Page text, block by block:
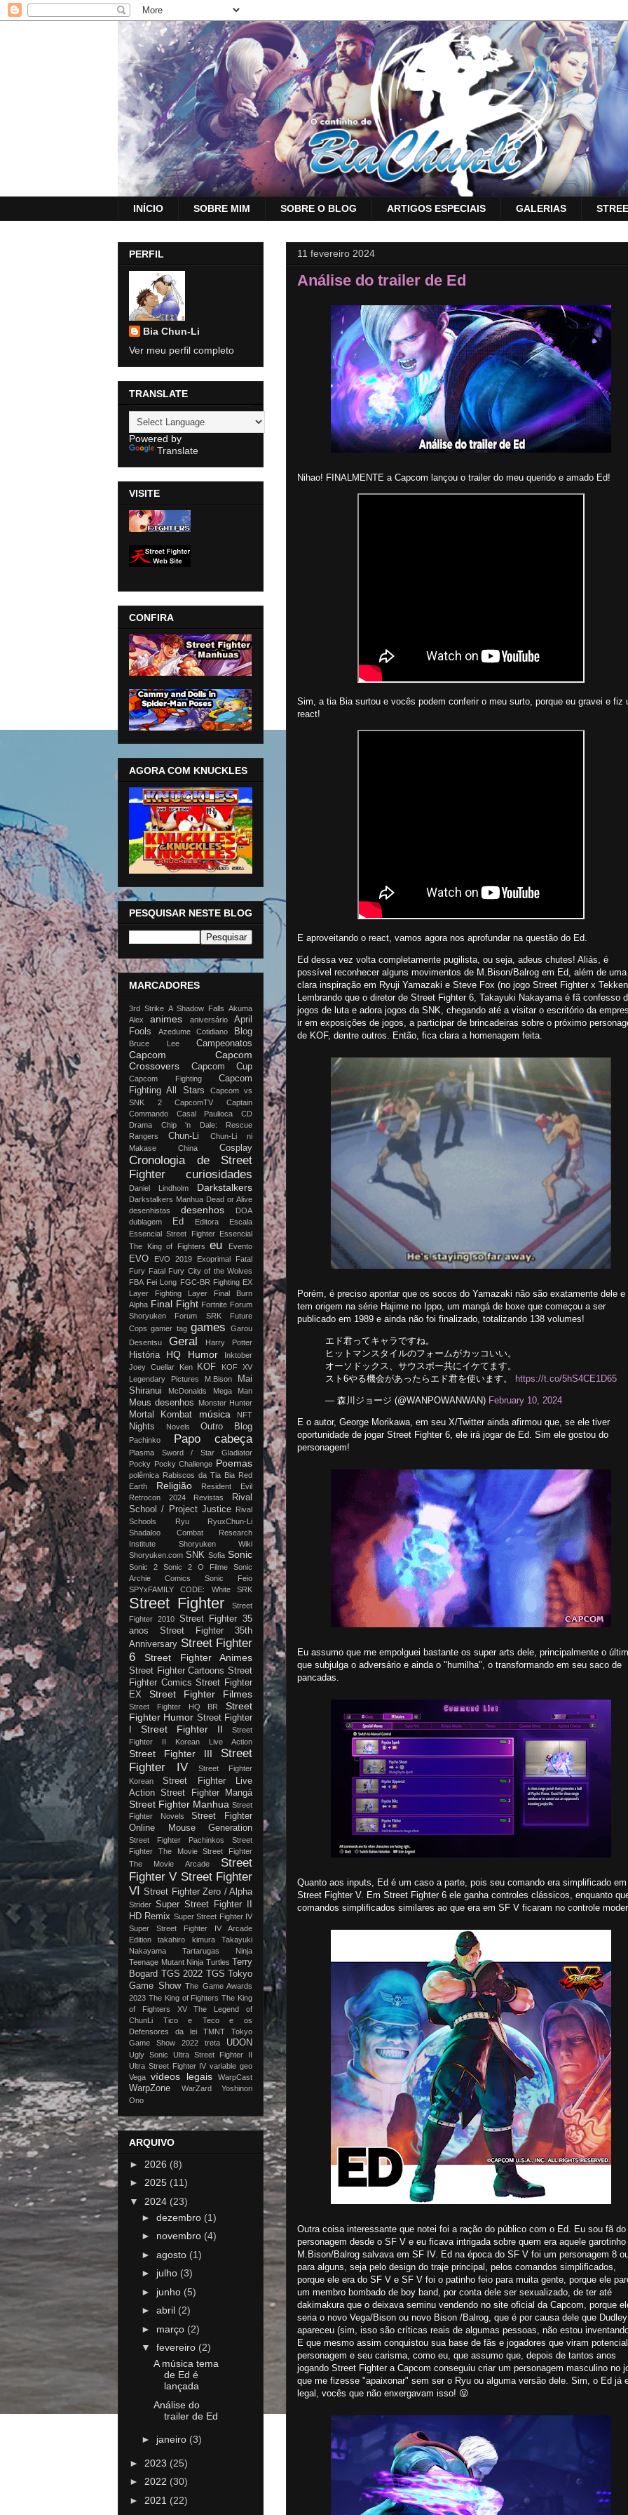
INÍCIO SOBRE MIM SOBRE O BLOG ARTIGOS ESPECIAIS GALERIAS
11 fevereiro 2024
Análise do trailer de Ed
Nihao! FINALMENTE a Capcom lançou o trailer do meu querido e amado Ed!
Sim, a tia Bia surtou e vocês podem conferir o meu surto, porque eu gravei e fiz
react!
E aproveitando o react, vamos agora nos aprofundar na questão do Ed.
Ed dessa vez volta completamente pugilista, ou seja, adeus chutes! Aliás, é
possível reconhecer alguns movimentos de M.Bison/Balrog em Ed, além de uma
clara inspiração em Ryuji Yamazaki e Steve Fox (no jogo Street Fighter x
Lembrando que o diretor de Street Fighter 6, Takayuki Nakayama é fã confesso
jogos de luta e adora jogos da SNK, chegando até a visitar o escritório da
ir em exposições de jogos, a participar de brincadeiras sobre o próximo
de KOF, dentre outros. Então, fica clara a homenagem feita.
Porém, é preciso apontar que os socos do Yamazaki não são exatamente dele e
tem origem na série Hajime no Ippo, um mangá de boxe que começou a ser
publicado em 1989 e ainda não foi finalizado, totalizando 138 volumes!
エド君ってキャラですね。
ヒットマンスタイルのフォームがカッコいい。
オーソドックス、サウスポー共にイケてます。
スト6やる機会があったらエド君を使います。
https://t.co/5hS4CE1D65
— 森川ジョージ (@WANPOWANWAN) February 10, 2024
E o autor, George Morikawa, em seu X/Twitter ainda afirmou que, se ele tiver
oportunidade de jogar Street Fighter 6, ele irá jogar de Ed. Sim ele gostou do
personagem!
Eu assumo que me empolguei bastante os super arts dele, principalmente o
que subjulga o adversário e ainda o "humilha", o transformando em seu saco de
pancadas.
Quanto aos inputs, Ed é um caso a parte, pois seu comando era simplificado em
Street Fighter V. Em Street Fighter 6 ele ganha controles clássicos, enquanto
comandos simplificados similares ao que era em SF V ficaram no controle
Outra coisa interessante que notei foi a ração do público com o Ed. Eu sou fã do
personagem desde o SF V e eu ficava intrigada sobre quem era aquele garotinho
M.Bison/Balrog salvava em SF IV. Ed na época do SF V foi um personagem 8
para alguns, seja pelo design do traje principal, pelos comandos simplificados,
porque ele era do SF V e SF V foi o patinho feio para muita gente, porque ele
um membro bombado de boy band, por conta dele ser sexualizado, de ter até
dakimakura que o deixava seminu vendendo no site oficial da Capcom, porque
seria o novo Vega/Bison ou novo Bison /Balrog, que é por causa dele que
apareceu (sim, isso são críticas reais de algumas pessoas, não estou
E que mesmo assim conquistou sua base de fãs e jogadores que viram
personagem e seu carisma, como eu, que assumo que, depois de tantos anos
jogando Street Fighter a Capcom conseguiu criar um personagem masculino no
que me fizesse "apaixonar" sem ser o Ryu ou alguma versão dele. Sim, o Ed já
legal, vocês que não enxergavam isso! 😝
PERFIL
Bia Chun-Li
Ver meu perfil completo
TRANSLATE
Powered by
Translate
VISITE
CONFIRA
AGORA COM KNUCKLES
PESQUISAR NESTE BLOG
MARCADORES
3rd Strike A Shadow Falls Akuma
Alex
animes aniversário
April
Fools
Azedume Cotidiano Blog
Bruce Lee Campeonatos
Capcom
Capcom
Crossovers
Capcom Cup
Capcom Fighting
Capcom
Fighting All Stars
Capcom vs
SNK 2
CapcomTV
Captain
Commando
Casal Paulioca
CD
Drama
Chip 'n Dale: Rescue
Rangers
Chun-Li
Chun-Li ni
Makase China
Cosplay
Cronologia de Street
Fighter
curiosidades
Daniel Lindholm Darkstalkers
Darkstalkers Manhua Dead or Alive
desenhistas
desenhos
DOA
dublagem
Ed
Editora Escala
Essencial Street Fighter
Essencial
The King of Fighters
eu Evento
EVO EVO 2019 Exoprimal
Fatal
Fury Fatal Fury City of the Wolves
FBA Fei Long FGC-BR Fighting EX
Layer
Fighting Layer
Final Burn
Alpha Final Fight Fortnite Forum
Shoryuken
Forum SRK
Future
Cops gamer tag games
Garou
Desentsu
Geral Harry Potter
História HQ Humor
Inktober
Joey Cuellar
Ken KOF
KOF XV
Legendary Pictures
M.Bison
Mai
Shiranui
McDonalds Mega Man
Meus desenhos Monster Hunter
Mortal Kombat música NFT
Nights Novels Outro Blog
Pachinko Papo cabeça
Plasma Sword / Star Gladiator
Pocky Pocky Challenge Poemas
polêmica Rabiscos da Tia Bia Red
Earth
Religião
Resident Evil
Retrocon 2024
Revistas
Rival
School / Project Justice
Rival
Schools
Ryu
RyuxChun-Li
Shadaloo Combat Research
Institute
Shoryuken Wiki
Shoryuken.com SNK Sofia Sonic
Sonic 2 Sonic 2 O Filme
Sonic
Archie Comics
Sonic Feio
SPYxFAMILY CODE: White
SRK
Street Fighter
Street
Fighter 2010
Street Fighter 35
anos
Street Fighter 35th
Anniversary Street Fighter
6
Street Fighter Animes
Street Fighter Cartoons Street
Fighter Comics Street Fighter
EX
Street Fighter Filmes
Street Fighter HQ BR
Street
Fighter Humor Street Fighter
Street Fighter II
Street
Fighter II Korean Live Action
Street Fighter III
Street
Fighter IV
Street Fighter
Korean
Street Fighter Live
Action Street Fighter Mangá
Street Fighter Manhua Street
Fighter Novels
Street Fighter
Online Mouse Generation
Street Fighter Pachinkos
Street
Fighter The Movie
Street Fighter
The Movie Arcade
Street
Fighter V Street Fighter
VI Street Fighter Zero / Alpha
Strider Super Street Fighter II
HD Remix Super Street Fighter IV
Super Street Fighter IV Arcade
Edition
takahiro kimura
Takayuki
Nakayama
Tartarugas Ninja
Teenage Mutant Ninja Turtles Terry
Bogard TGS 2022 TGS Tokyo
Game Show The Game Awards
2023 The King of Fighters The King
of Fighters XV
The Legend of
ChunLi
Tico e Teco e os
Defensores da lei
TMNT
Tokyo
Game Show 2022
treta UDON
Ugly Sonic
Ultra Street Fighter II
Ultra Street Fighter IV variable geo
Vega
vídeos legais WarpCast
WarpZone WarZard
Yoshinori
Ono
ARQUIVO
► 2026 (8)
► 2025 (11)
▼ 2024 (23)
► dezembro (1)
► novembro (4)
► agosto (1)
► julho (3)
► junho (5)
► abril (2)
► março (2)
▼ fevereiro (2)
A música tema
de Ed é
lançada
Análise do
trailer de Ed
► janeiro (3)
► 2023 (25)
► 2022 (30)
► 2021 (22)